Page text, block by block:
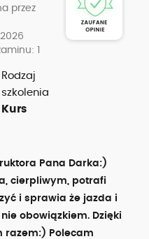
przez
1
Rodzaj
szkolenia
Kurs
Pana Darka:)
cierpliwym, potrafi
i sprawia że jazda i
obowiązkiem. Dzięki
razem:) Polecam